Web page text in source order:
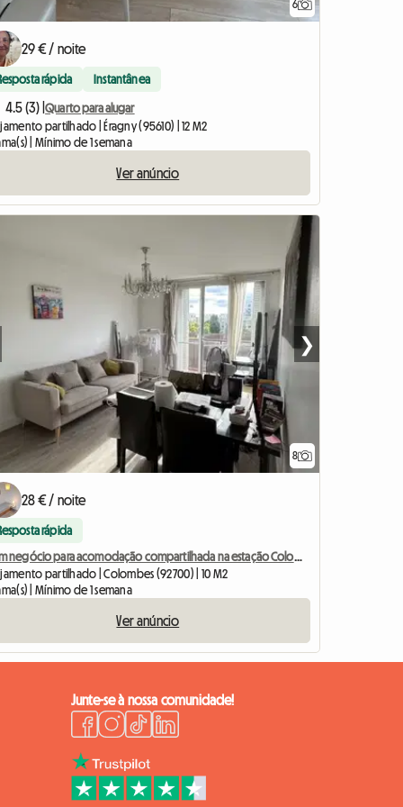
6
29 € / noite
rápida Instantânea
4.5 (3) |Quarto para alugar
partilhado | Éragny (95610) | 12 M2
| Mínimo de 1 semana
Ver anúncio
8
❯
28 € / noite
rápida
Bom negócio para acomodação compartilhada na estação Colombes Stade
partilhado | Colombes (92700) | 10 M2
| Mínimo de 1 semana
Ver anúncio
Junte-se à nossa comunidade!